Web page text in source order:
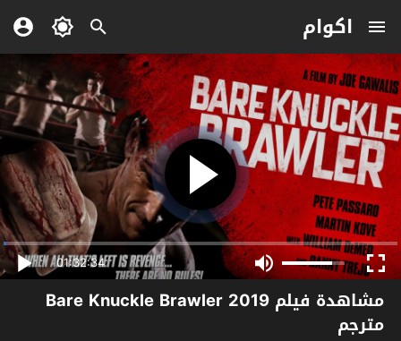
اكوام
01:32:34
مشاهدة فيلم Bare Knuckle Brawler 2019
مترجم